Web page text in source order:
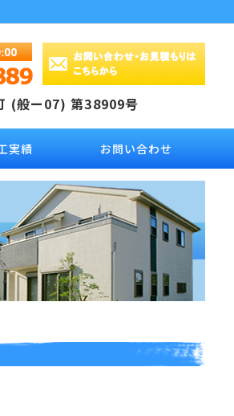
(般ー07) 第38909号
実績 お問い合わせ